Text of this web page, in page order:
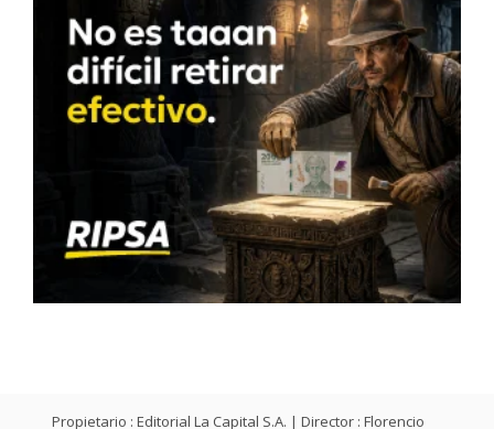
Propietario : Editorial La Capital S.A. | Director : Florencio